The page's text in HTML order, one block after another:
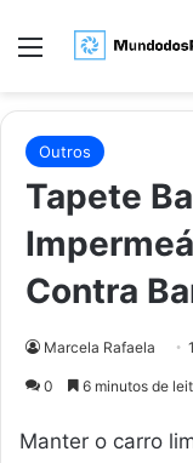
Menu
Outros
Tapete
Contra
Marcela Rafaela
0 6 minutos de
Manter o carro